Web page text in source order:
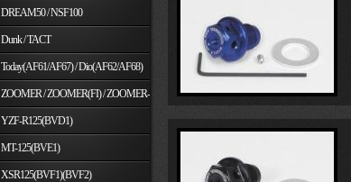
DREAM50 / NSF100
Dunk / TACT
Today(AF61/AF67) / Dio(AF62/AF68)
ZOOMER / ZOOMER(FI) / ZOOMER-
YZF-R125(BVD1)
MT-125(BVE1)
XSR125(BVF1)(BVF2)